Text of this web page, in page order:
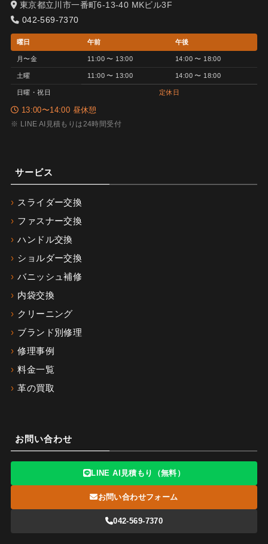
東京都立川市一番町6-13-40 MKビル3F
042-569-7370
曜日 午前 午後
月〜金 11:00 〜 13:00 14:00 〜 18:00
土曜 11:00 〜 13:00 14:00 〜 18:00
日曜・祝日 定休日
13:00〜14:00 昼休憩
※ LINE AI見積もりは24時間受付
サービス
スライダー交換
ファスナー交換
ハンドル交換
ショルダー交換
バニッシュ補修
内袋交換
クリーニング
ブランド別修理
修理事例
料金一覧
革の買取
お問い合わせ
LINE AI見積もり（無料）
お問い合わせフォーム
042-569-7370